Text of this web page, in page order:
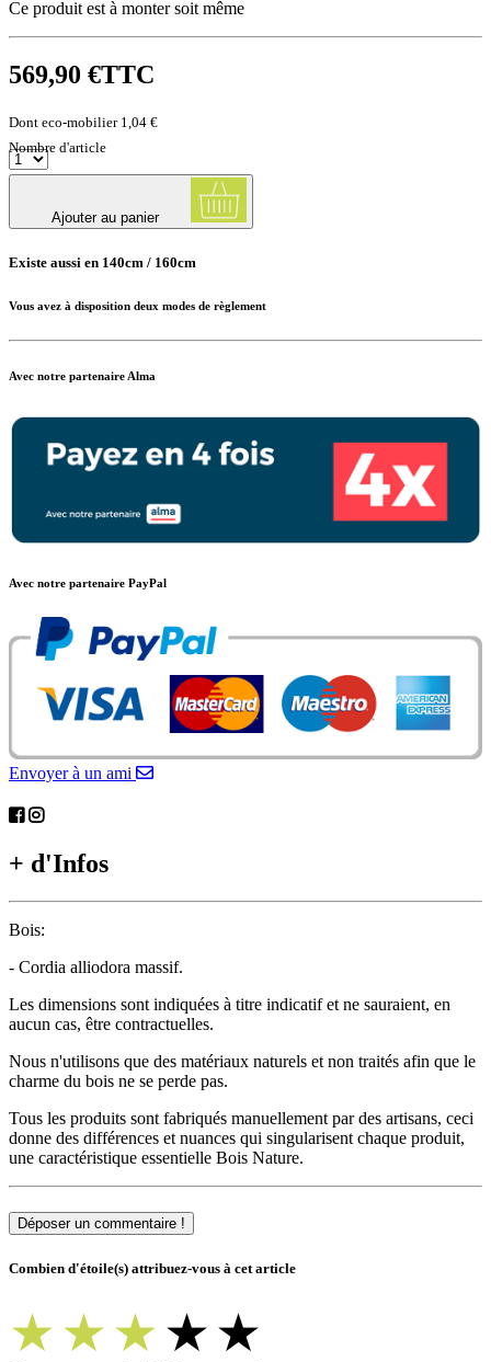
Ce produit est à monter soit même
569,90 €TTC
Dont eco-mobilier 1,04 €
Nombre d'article
Ajouter au panier
Existe aussi en 140cm / 160cm
Vous avez à disposition deux modes de règlement
Avec notre partenaire Alma
Avec notre partenaire PayPal
Envoyer à un ami
+ d'Infos
Bois:
- Cordia alliodora massif.
Les dimensions sont indiquées à titre indicatif et ne sauraient, en
aucun cas, être contractuelles.
Nous n'utilisons que des matériaux naturels et non traités afin que le
charme du bois ne se perde pas.
Tous les produits sont fabriqués manuellement par des artisans, ceci
donne des différences et nuances qui singularisent chaque produit,
une caractéristique essentielle Bois Nature.
Déposer un commentaire !
Combien d'étoile(s) attribuez-vous à cet article
★★★★★